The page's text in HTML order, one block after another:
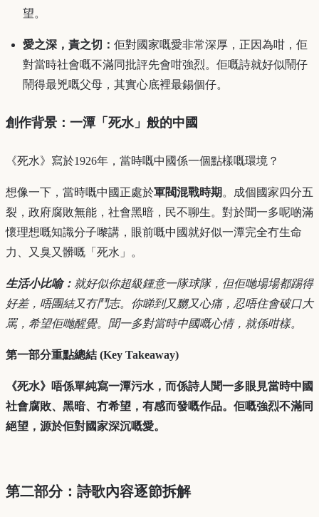
望。
愛之深，責之切： 佢對國家嘅愛非常深厚，正因為咁，佢
對當時社會嘅不滿同批評先會咁強烈。佢嘅詩就好似鬧仔
鬧得最兇嘅父母，其實心底裡最錫個仔。
創作背景：一潭「死水」般的中國
《死水》寫於1926年，當時嘅中國係一個點樣嘅環境？
想像一下，當時嘅中國正處於軍閥混戰時期 。成個國家四分五
裂，政府腐敗無能，社會黑暗，民不聊生。對於聞一多呢啲滿
懷理想嘅知識分子嚟講，眼前嘅中國就好似一潭完全冇生命
力、又臭又髒嘅「死水」。
生活小比喻： 就好似你超級鍾意一隊球隊，但佢哋場場都踢得
好差，唔團結又冇鬥志。你睇到又嬲又心痛，忍唔住會破口大
罵，希望佢哋醒覺。聞一多對當時中國嘅心情，就係咁樣。
第一部分重點總結 (Key Takeaway)
《死水》唔係單純寫一潭污水，而係詩人聞一多眼見當時中國
社會腐敗、黑暗、冇希望，有感而發嘅作品。佢嘅強烈不滿同
絕望，源於佢對國家深沉嘅愛。
第二部分：詩歌內容逐節拆解